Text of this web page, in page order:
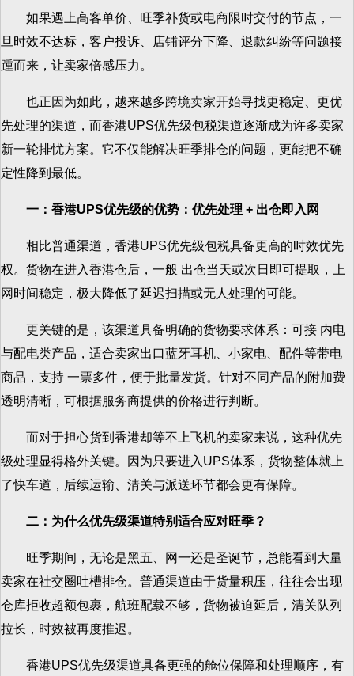
如果遇上高客单价、旺季补货或电商限时交付的节点，一
旦时效不达标，客户投诉、店铺评分下降、退款纠纷等问题接
踵而来，让卖家倍感压力。
也正因为如此，越来越多跨境卖家开始寻找更稳定、更优
先处理的渠道，而香港UPS优先级包税渠道逐渐成为许多卖家
新一轮排忧方案。它不仅能解决旺季排仓的问题，更能把不确
定性降到最低。
一：香港UPS优先级的优势：优先处理 + 出仓即入网
相比普通渠道，香港UPS优先级包税具备更高的时效优先
权。货物在进入香港仓后，一般 出仓当天或次日即可提取，上
网时间稳定，极大降低了延迟扫描或无人处理的可能。
更关键的是，该渠道具备明确的货物要求体系：可接 内电
与配电类产品，适合卖家出口蓝牙耳机、小家电、配件等带电
商品，支持 一票多件，便于批量发货。针对不同产品的附加费
透明清晰，可根据服务商提供的价格进行判断。
而对于担心货到香港却等不上飞机的卖家来说，这种优先
级处理显得格外关键。因为只要进入UPS体系，货物整体就上
了快车道，后续运输、清关与派送环节都会更有保障。
二：为什么优先级渠道特别适合应对旺季？
旺季期间，无论是黑五、网一还是圣诞节，总能看到大量
卖家在社交圈吐槽排仓。普通渠道由于货量积压，往往会出现
仓库拒收超额包裹，航班配载不够，货物被迫延后，清关队列
拉长，时效被再度推迟。
香港UPS优先级渠道具备更强的舱位保障和处理顺序，有